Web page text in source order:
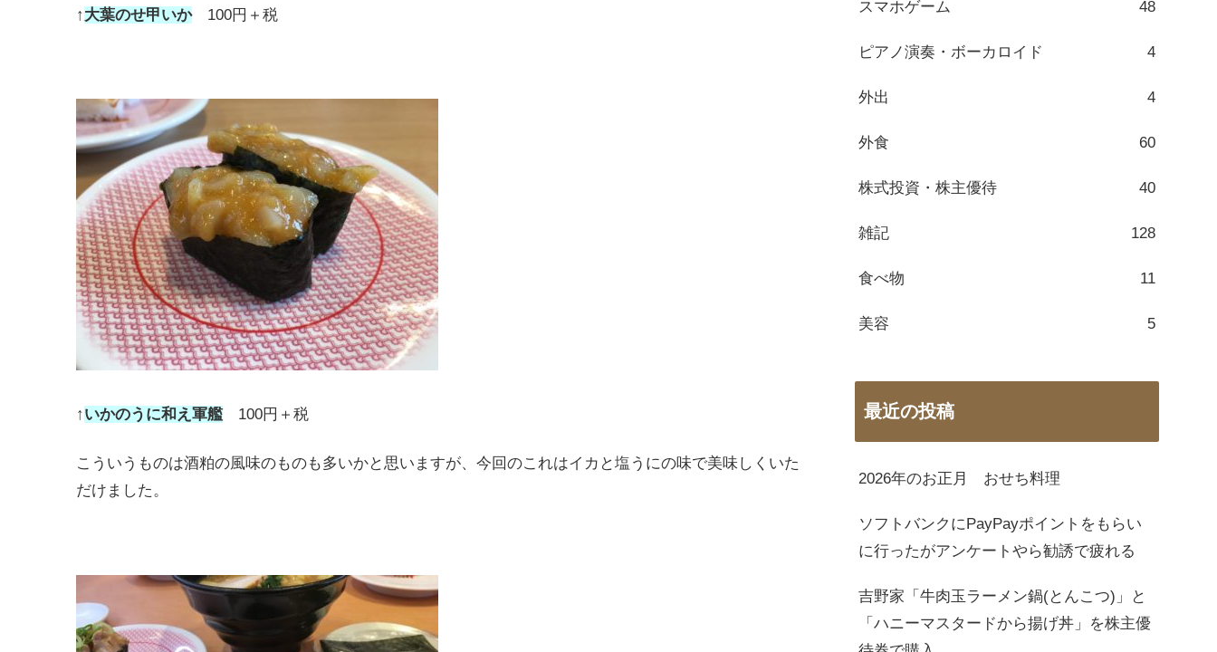
↑大葉のせ甲いか100円＋税
↑いかのうに和え軍艦100円＋税
こういうものは酒粕の風味のものも多いかと思いますが、今回のこれはイカと塩うにの味で美味しくいた
だけました。
スマホゲーム 48
ピアノ演奏・ボーカロイド 4
外出 4
外食 60
株式投資・株主優待 40
雑記 128
食べ物 11
美容 5
最近の投稿
2026年のお正月 おせち料理
ソフトバンクにPayPayポイントをもらい
に行ったがアンケートやら勧誘で疲れる
吉野家「牛肉玉ラーメン鍋(とんこつ)」と
「ハニーマスタードから揚げ丼」を株主優